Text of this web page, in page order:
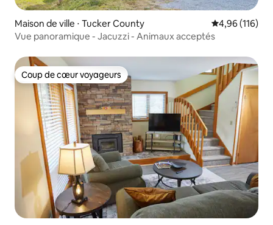
Maison de ville ⋅ Tucker County Évaluation
4,96 (116)
Vue panoramique - Jacuzzi - Animaux acceptés
Coup de cœur voyageurs
Coup de cœur voyageurs